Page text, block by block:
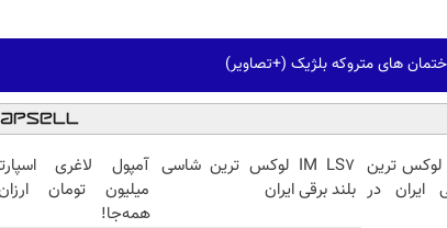
های متروکه بلژیک (+تصاویر)
بازدید از IM LS7 لوکس ترین
ایران در
IM LS7 لوکس ترین شاسی
بلند برقی ایران
آمپول لاغری
میلیون تومان
همه‌جا!